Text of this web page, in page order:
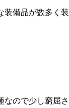
装備品が数多く装
なので少し窮屈さ